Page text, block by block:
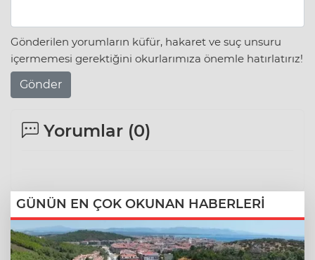
Gönderilen yorumların küfür, hakaret ve suç unsuru
içermemesi gerektiğini okurlarımıza önemle hatırlatırız!
Gönder
Yorumlar (0)
GÜNÜN EN ÇOK OKUNAN HABERLERİ